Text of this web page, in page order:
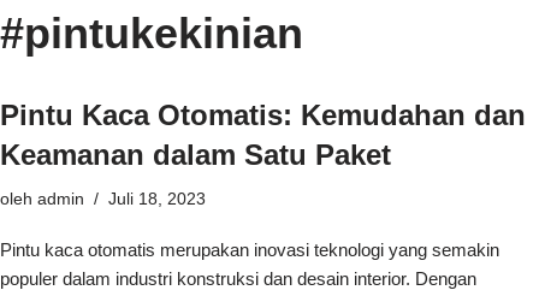
#pintukekinian
Pintu Kaca Otomatis: Kemudahan dan
Keamanan dalam Satu Paket
oleh admin Juli 18, 2023
Pintu kaca otomatis merupakan inovasi teknologi yang semakin
populer dalam industri konstruksi dan desain interior. Dengan